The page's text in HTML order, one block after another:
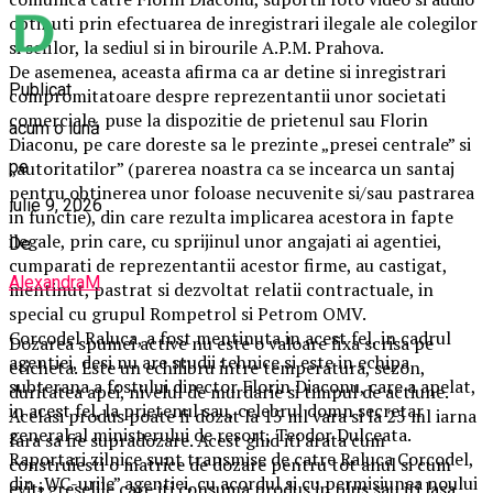
obtinuti prin efectuarea de inregistrari ilegale ale colegilor
si sefilor, la sediul si in birourile A.P.M. Prahova.
De asemenea, aceasta afirma ca ar detine si inregistrari
compromitatoare despre reprezentantii unor societati
comerciale, puse la dispozitie de prietenul sau Florin
Diaconu, pe care doreste sa le prezinte „presei centrale” si
„autoritatilor” (parerea noastra ca se incearca un santaj
pentru obtinerea unor foloase necuvenite si/sau pastrarea
in functie), din care rezulta implicarea acestora in fapte
ilegale, prin care, cu sprijinul unor angajati ai agentiei,
cumparati de reprezentantii acestor firme, au castigat,
mentinut, pastrat si dezvoltat relatii contractuale, in
special cu grupul Rompetrol si Petrom OMV.
Corcodel Raluca, a fost mentinuta in acest fel, in cadrul
agentiei, desi nu are studii tehnice si este in echipa
subterana a fostului director Florin Diaconu, care a apelat,
in acest fel, la prietenul sau, celebrul domn secretar
general al ministerului de resort, Teodor Dulceata.
Raportari zilnice sunt transmise de catre Raluca Corcodel,
din „WC-urile” agentiei, cu acordul si cu permisiunea noului
Publicat
acum o lună
pe
iulie 9, 2026
De
AlexandraM
Dozarea spumei active nu este o valoare fixa scrisa pe
eticheta. Este un echilibru intre temperatura, sezon,
duritatea apei, nivelul de murdarie si timpul de actiune.
Acelasi produs poate fi dozat la 15 ml vara si la 25 ml iarna
fara sa fie supradozare. Acest ghid iti arata cum
construiesti o matrice de dozare pentru tot anul si cum
eviti greselile care iti consuma produs in plus sau iti lasa